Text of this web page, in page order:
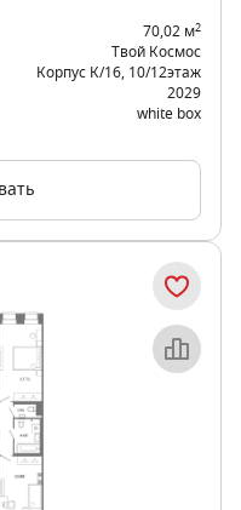
70,02 м2
Твой Космос
Корпус К/16 10/12этаж
2029
white box
месяца